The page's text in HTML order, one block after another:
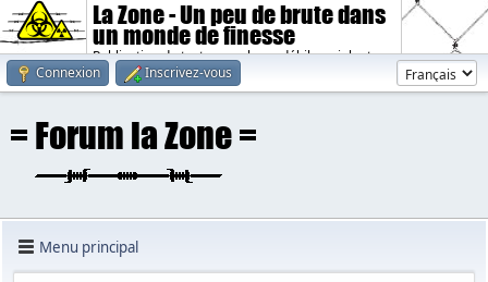
La Zone - Un peu de brute dans
un monde de finesse
Publication de textes sombres, débiles, violents.
Connexion
Inscrivez-vous
Menu principal